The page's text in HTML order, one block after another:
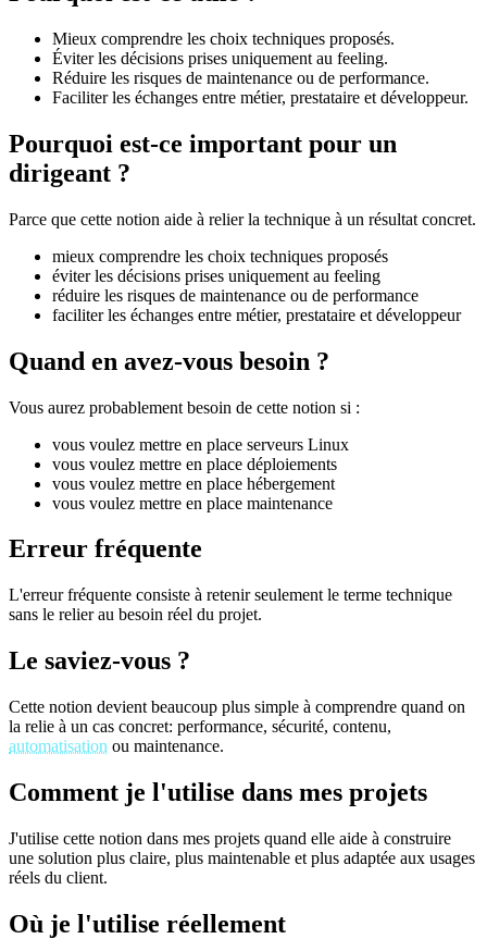
Mieux comprendre les choix techniques proposés.
Éviter les décisions prises uniquement au feeling.
Réduire les risques de maintenance ou de performance.
Faciliter les échanges entre métier, prestataire et développeur.
Pourquoi est-ce important pour un
dirigeant ?
Parce que cette notion aide à relier la technique à un résultat concret.
mieux comprendre les choix techniques proposés
éviter les décisions prises uniquement au feeling
réduire les risques de maintenance ou de performance
faciliter les échanges entre métier, prestataire et développeur
Quand en avez-vous besoin ?
Vous aurez probablement besoin de cette notion si :
vous voulez mettre en place serveurs Linux
vous voulez mettre en place déploiements
vous voulez mettre en place hébergement
vous voulez mettre en place maintenance
Erreur fréquente
L'erreur fréquente consiste à retenir seulement le terme technique
sans le relier au besoin réel du projet.
Le saviez-vous ?
Cette notion devient beaucoup plus simple à comprendre quand on
la relie à un cas concret: performance, sécurité, contenu,
automatisation ou maintenance.
Comment je l'utilise dans mes projets
J'utilise cette notion dans mes projets quand elle aide à construire
une solution plus claire, plus maintenable et plus adaptée aux usages
réels du client.
Où je l'utilise réellement